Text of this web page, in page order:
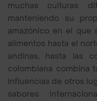
muchas culturas
manteniendo su
amazónico en el que
alimentos hasta el
andinas, hasta las
colombiana combina
influencias de otros
sabores